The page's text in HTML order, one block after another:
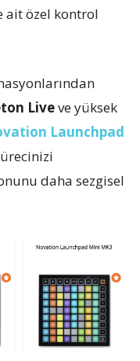
ait özel kontrol
Liveve yüksek
Launchpad
daha sezgisel